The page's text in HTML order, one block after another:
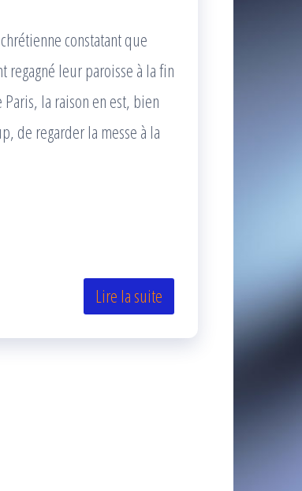
constatant que
regagné leur paroisse à la fin
la raison en est, bien
de regarder la messe à la
Lire la suite